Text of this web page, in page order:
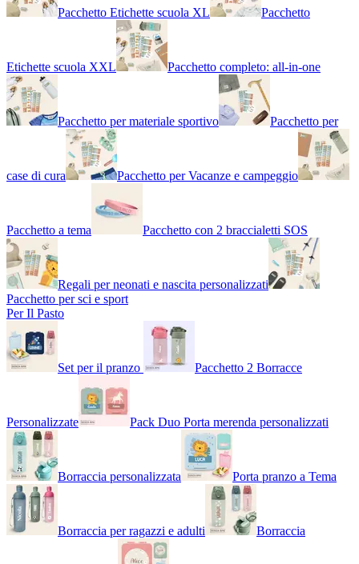
Pacchetto Etichette scuola XL Pacchetto
Etichette scuola XXL Pacchetto completo: all-in-one
Pacchetto per materiale sportivo Pacchetto per
case di cura Pacchetto per Vacanze e campeggio
Pacchetto a tema Pacchetto con 2 braccialetti SOS
Regali per neonati e nascita personalizzati
Pacchetto per sci e sport
Per Il Pasto
Set per il pranzo Pacchetto 2 Borracce
Personalizzate Pack Duo Porta merenda personalizzati
Borraccia personalizzata Porta pranzo a Tema
Borraccia per ragazzi e adulti Borraccia